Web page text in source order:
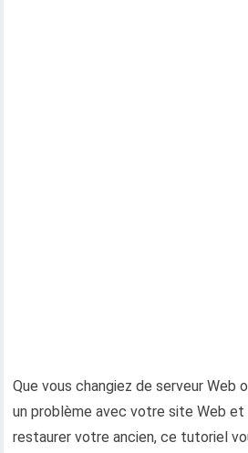
Que vous changiez de serveur Web
un problème avec votre site Web et
restaurer votre ancien, ce tutoriel